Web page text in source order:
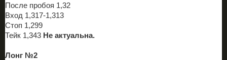
После пробоя 1,32
Вход 1,317-1,313
Стоп 1,299
Тейк 1,343 Не актуальна.
Лонг №2